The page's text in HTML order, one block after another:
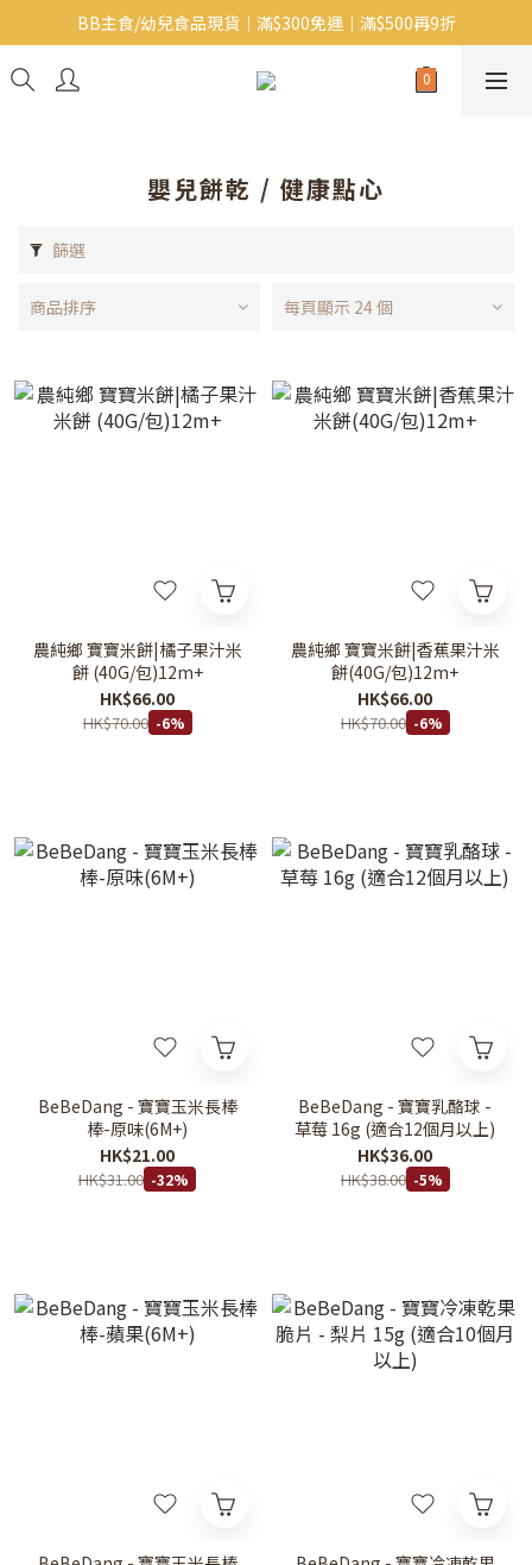
Baby J 有機蝴蝶麵番貨啦~!
BB主食/幼兒食品現貨｜滿$300免運｜滿$500再9折
大人氣!RICO濕紙巾補貨啦~
嬰兒餅乾 / 健康點心
篩選
商品排序 每頁顯示 24 個
農純鄉 寶寶米餅|橘子果汁米
餅 (40G/包)12m+
HK$66.00
HK$70.00 -6%
農純鄉 寶寶米餅|香蕉果汁米
餅(40G/包)12m+
HK$66.00
HK$70.00 -6%
BeBeDang - 寶寶玉米長棒
棒-原味(6M+)
HK$21.00
HK$31.00 -32%
BeBeDang - 寶寶乳酪球 -
草莓 16g (適合12個月以上)
HK$36.00
HK$38.00 -5%